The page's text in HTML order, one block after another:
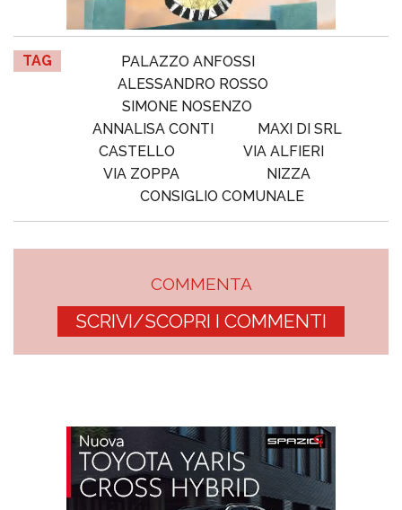
TAG
PALAZZO ANFOSSI
ALESSANDRO ROSSO
SIMONE NOSENZO
ANNALISA CONTI
MAXI DI SRL
CASTELLO
VIA ALFIERI
VIA ZOPPA
NIZZA
CONSIGLIO COMUNALE
COMMENTA
SCRIVI/SCOPRI I COMMENTI